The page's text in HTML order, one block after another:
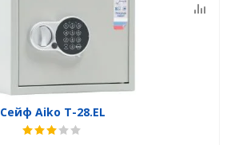
Сейф Aiko T-28.EL